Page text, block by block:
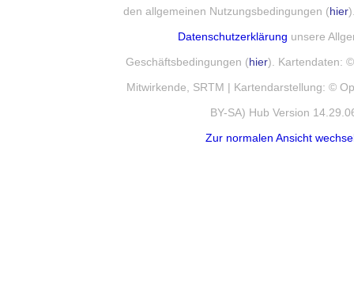
den allgemeinen Nutzungsbedingungen (hier
Datenschutzerklärung unsere
Geschäftsbedingungen (hier). Kartendaten:
Mitwirkende, SRTM | Kartendarstellung: ©
BY-SA) Hub Version
Zur normalen Ansicht